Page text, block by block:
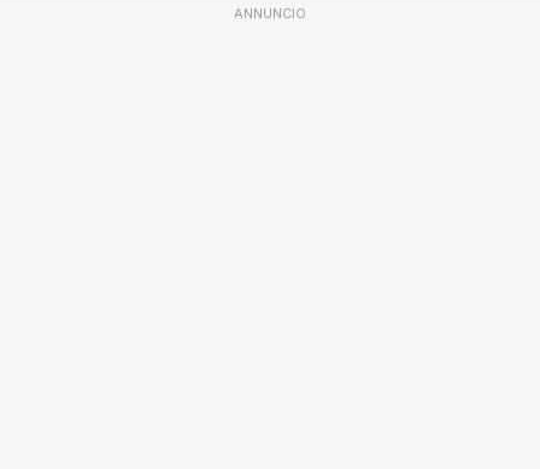
ANNUNCIO